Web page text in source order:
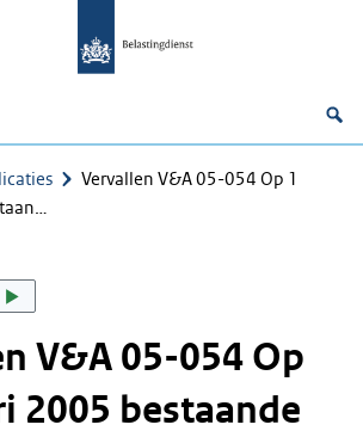
Vervallen V&A 05-054 Op 1
V&A 05-054 Op
2005 bestaande